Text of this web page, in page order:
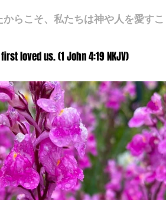
らこそ、私たちは神や人を愛す
loved us. (1 John 4:19 NKJV)